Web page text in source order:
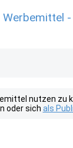
Werbemittel
nutzen zu
oder sich als